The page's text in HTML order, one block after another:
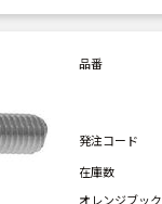
品番
発注コード
在庫数
オレンジブック